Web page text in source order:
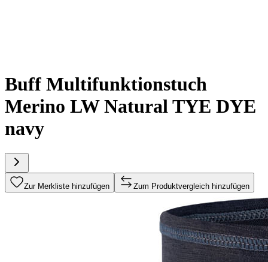
Buff Multifunktionstuch
Merino LW Natural TYE DYE
navy
Zur Merkliste hinzufügen Zum Produktvergleich hinzufügen